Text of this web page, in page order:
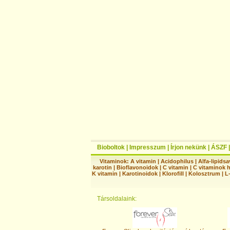
Bioboltok Impresszum Írjon nekünk ÁSZF
Vitaminok: A vitamin | Acidophilus| Alfa-
karotin | Bioflavonoidok | C vitamin | C vitaminok
K vitamin | Karotinoidok | Klorofill | Kolosztrum |
Társoldalaink: